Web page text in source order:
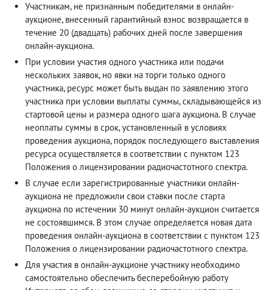
Участникам, не признанным победителями в онлайн-
аукционе, внесенный гарантийный взнос возвращается в
течение 20 (двадцать) рабочих дней после завершения
онлайн-аукциона.
При условии участия одного участника или подачи
нескольких заявок, но явки на торги только одного
участника, ресурс может быть выдан по заявлению этого
участника при условии выплаты суммы, складывающейся из
стартовой цены и размера одного шага аукциона. В случае
неоплаты суммы в срок, установленный в условиях
проведения аукциона, порядок последующего выставления
ресурса осуществляется в соответствии с пунктом 123
Положения о лицензировании радиочастотного спектра.
В случае если зарегистрированные участники онлайн-
аукциона не предложили свои ставки после старта
аукциона по истечении 30 минут онлайн-аукцион считается
не состоявшимся. В этом случае определяется новая дата
проведения онлайн-аукциона в соответствии с пунктом 123
Положения о лицензировании радиочастотного спектра.
Для участия в онлайн-аукционе участнику необходимо
самостоятельно обеспечить бесперебойную работу